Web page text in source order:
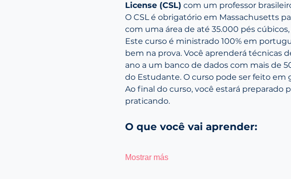
License (CSL) com um professor
O CSL é obrigatório em Massachusetts
com uma área de até 35.000 pés
Este curso é ministrado 100% em
bem na prova. Você aprenderá técnicas
ano a um banco de dados com mais de
do Estudante. O curso pode ser feito
Ao final do curso, você estará preparado
praticando.
O que você vai aprender:
Mostrar más